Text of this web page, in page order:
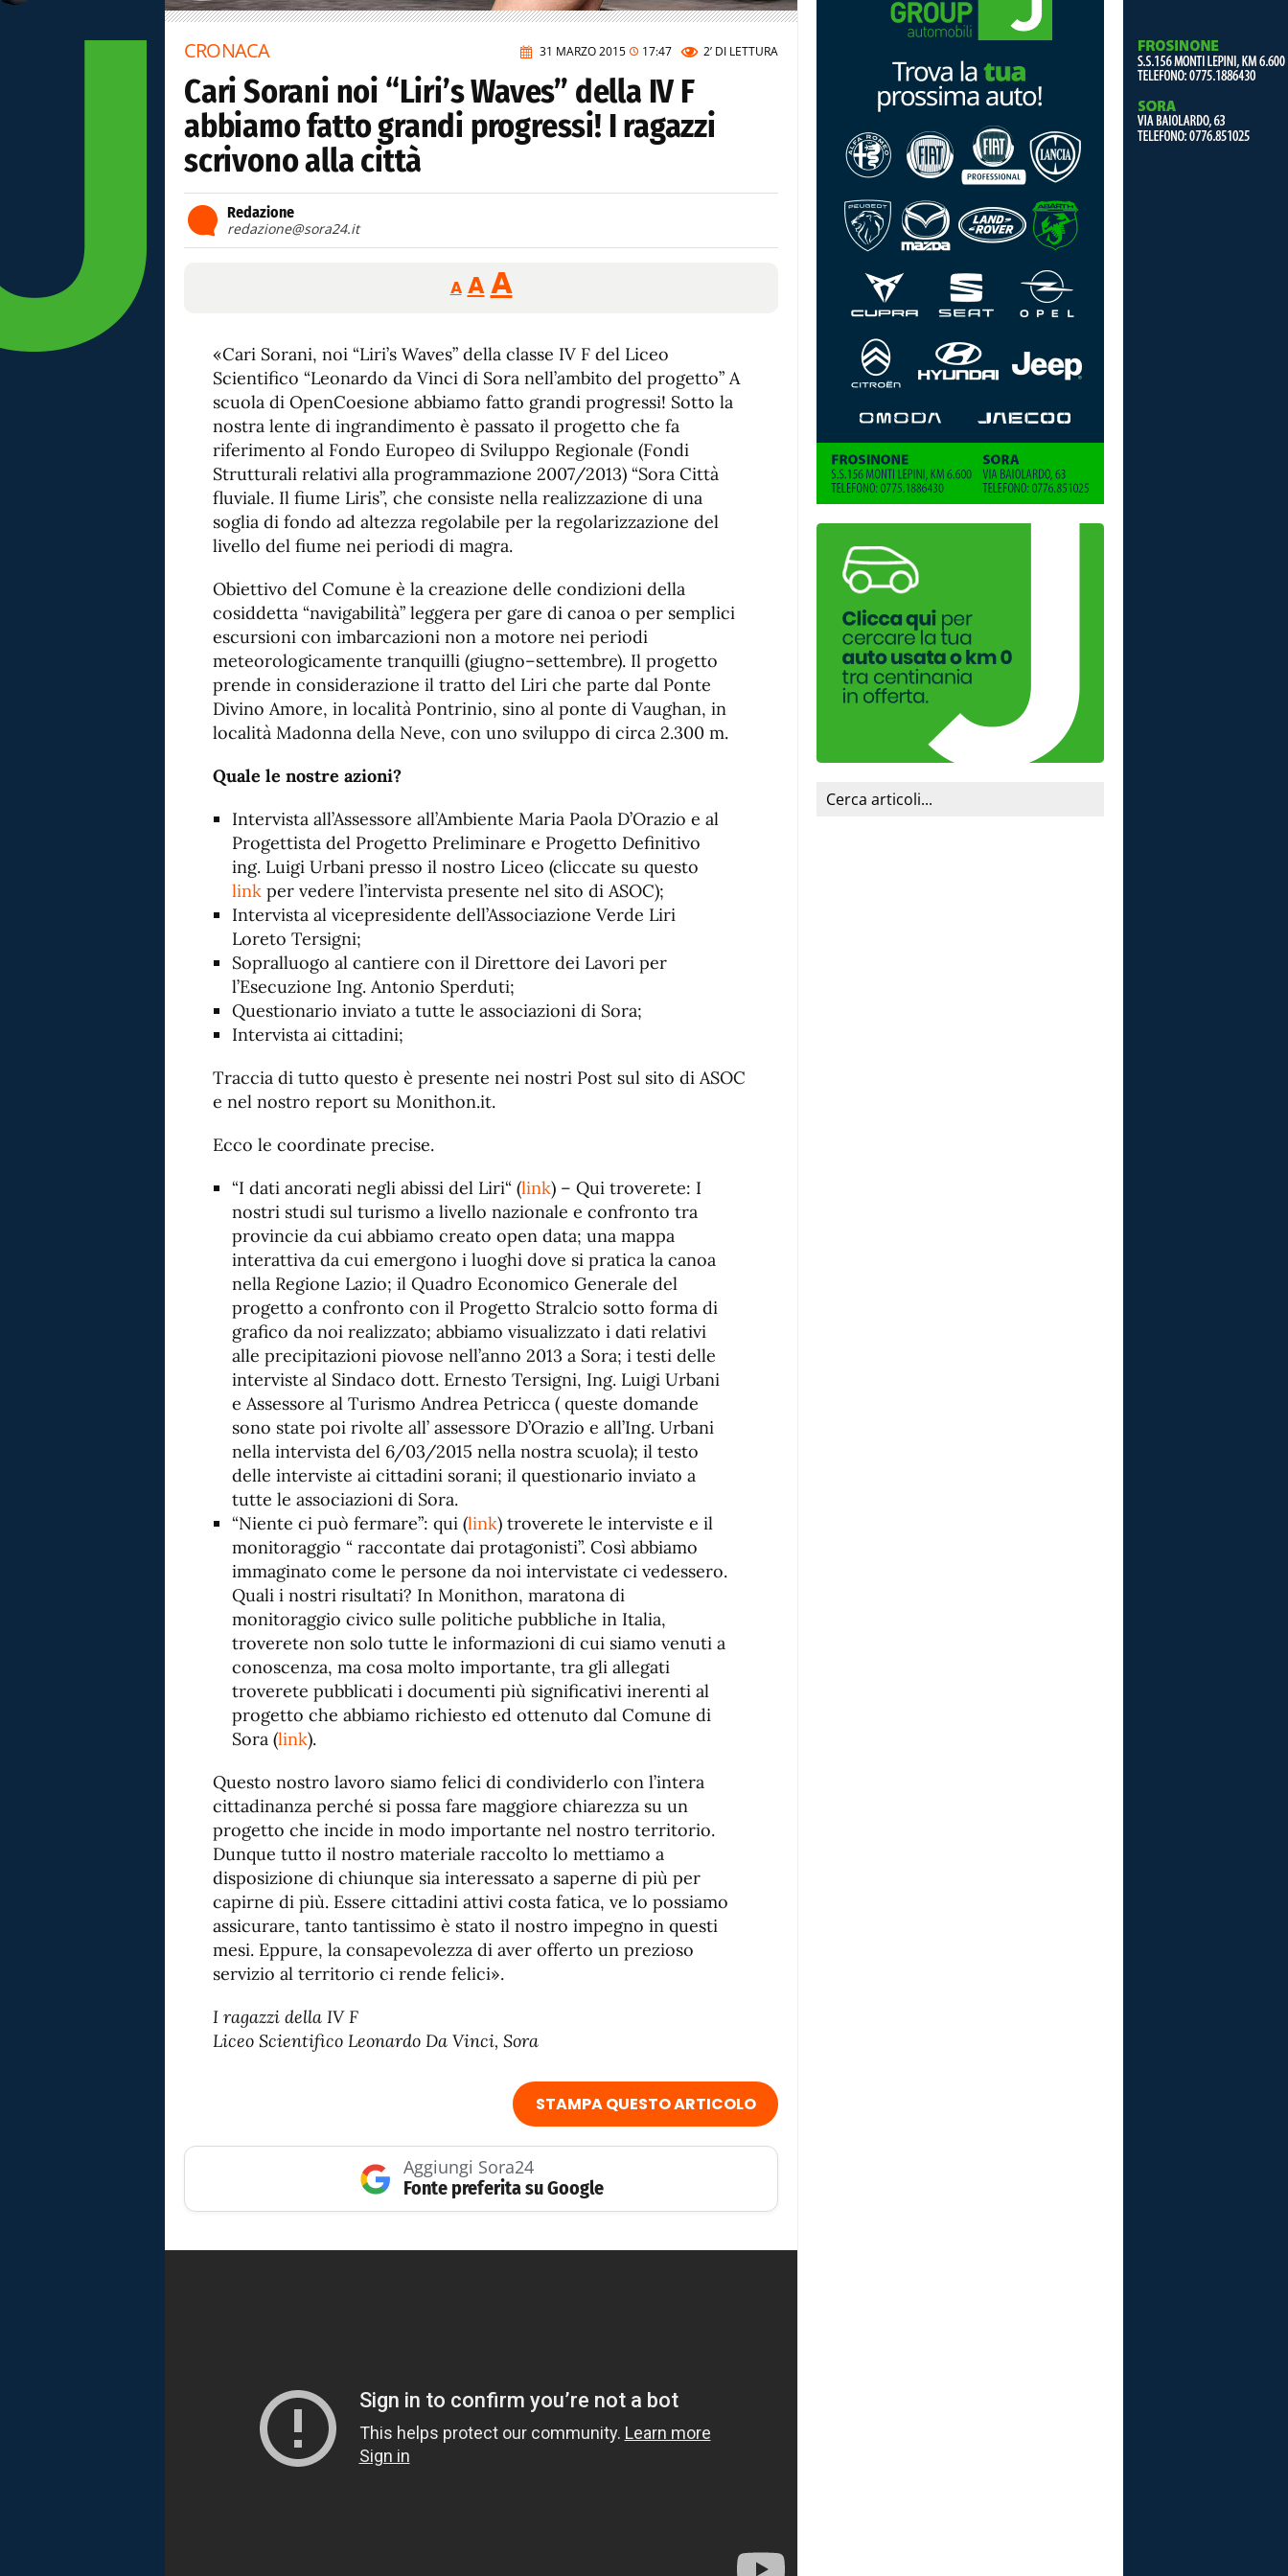
31 MARZO 2015 17:47 2’ DI LETTURA
CRONACA
Cari Sorani noi “Liri’s Waves” della IV F
abbiamo fatto grandi progressi! I ragazzi
scrivono alla città
Redazione
redazione@sora24.it
A
Reducir
tamaño
A Restablecer
tamaño
de
fuente
AAumentar
de
fuente.
«Cari Sorani, noi “Liri’s Waves” della classe IV F del Liceo
Scientifico “Leonardo da Vinci di Sora nell’ambito del progetto” A
scuola di OpenCoesione abbiamo fatto grandi progressi! Sotto la
nostra lente di ingrandimento è passato il progetto che fa
riferimento al Fondo Europeo di Sviluppo Regionale (Fondi
Strutturali relativi alla programmazione 2007/2013) “Sora Città
fluviale. Il fiume Liris”, che consiste nella realizzazione di una
soglia di fondo ad altezza regolabile per la regolarizzazione del
livello del fiume nei periodi di magra.
Obiettivo del Comune è la creazione delle condizioni della
cosiddetta “navigabilità” leggera per gare di canoa o per semplici
escursioni con imbarcazioni non a motore nei periodi
meteorologicamente tranquilli (giugno–settembre). Il progetto
prende in considerazione il tratto del Liri che parte dal Ponte
Divino Amore, in località Pontrinio, sino al ponte di Vaughan, in
località Madonna della Neve, con uno sviluppo di circa 2.300 m.
Quale le nostre azioni?
Intervista all’Assessore all’Ambiente Maria Paola D’Orazio e al
Progettista del Progetto Preliminare e Progetto Definitivo
ing. Luigi Urbani presso il nostro Liceo (cliccate su questo
link per vedere l’intervista presente nel sito di ASOC);
Intervista al vicepresidente dell’Associazione Verde Liri
Loreto Tersigni;
Sopralluogo al cantiere con il Direttore dei Lavori per
l’Esecuzione Ing. Antonio Sperduti;
Questionario inviato a tutte le associazioni di Sora;
Intervista ai cittadini;
Traccia di tutto questo è presente nei nostri Post sul sito di ASOC
e nel nostro report su Monithon.it.
Ecco le coordinate precise.
“I dati ancorati negli abissi del Liri“ (link) – Qui troverete: I
nostri studi sul turismo a livello nazionale e confronto tra
provincie da cui abbiamo creato open data; una mappa
interattiva da cui emergono i luoghi dove si pratica la canoa
nella Regione Lazio; il Quadro Economico Generale del
progetto a confronto con il Progetto Stralcio sotto forma di
grafico da noi realizzato; abbiamo visualizzato i dati relativi
alle precipitazioni piovose nell’anno 2013 a Sora; i testi delle
interviste al Sindaco dott. Ernesto Tersigni, Ing. Luigi Urbani
e Assessore al Turismo Andrea Petricca ( queste domande
sono state poi rivolte all’ assessore D’Orazio e all’Ing. Urbani
nella intervista del 6/03/2015 nella nostra scuola); il testo
delle interviste ai cittadini sorani; il questionario inviato a
tutte le associazioni di Sora.
“Niente ci può fermare”: qui (link) troverete le interviste e il
monitoraggio “ raccontate dai protagonisti”. Così abbiamo
immaginato come le persone da noi intervistate ci vedessero.
Quali i nostri risultati? In Monithon, maratona di
monitoraggio civico sulle politiche pubbliche in Italia,
troverete non solo tutte le informazioni di cui siamo venuti a
conoscenza, ma cosa molto importante, tra gli allegati
troverete pubblicati i documenti più significativi inerenti al
progetto che abbiamo richiesto ed ottenuto dal Comune di
Sora (link).
Questo nostro lavoro siamo felici di condividerlo con l’intera
cittadinanza perché si possa fare maggiore chiarezza su un
progetto che incide in modo importante nel nostro territorio.
Dunque tutto il nostro materiale raccolto lo mettiamo a
disposizione di chiunque sia interessato a saperne di più per
capirne di più. Essere cittadini attivi costa fatica, ve lo possiamo
assicurare, tanto tantissimo è stato il nostro impegno in questi
mesi. Eppure, la consapevolezza di aver offerto un prezioso
servizio al territorio ci rende felici».
I ragazzi della IV F
Liceo Scientifico Leonardo Da Vinci, Sora
STAMPA QUESTO ARTICOLO
Aggiungi Sora24
Fonte preferita su Google